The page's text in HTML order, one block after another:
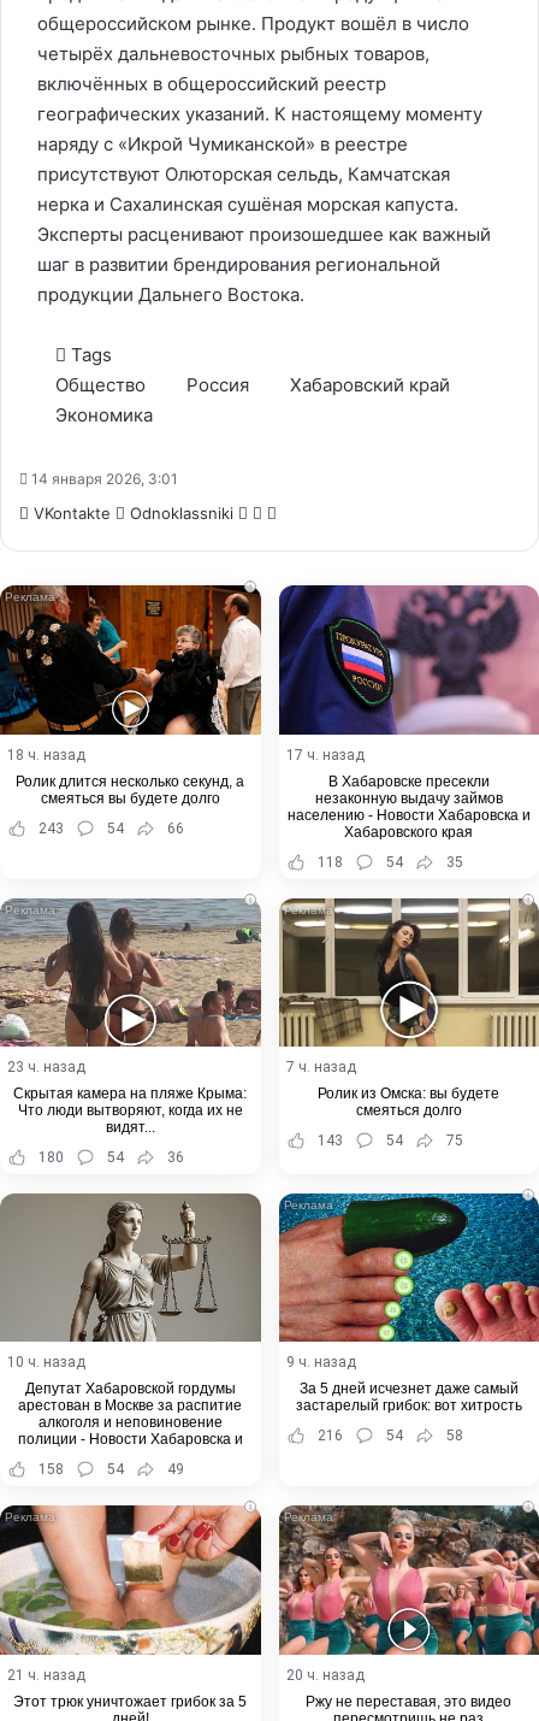
общероссийском рынке. Продукт вошёл в число
четырёх дальневосточных рыбных товаров,
включённых в общероссийский реестр
географических указаний. К настоящему моменту
наряду с «Икрой Чумиканской» в реестре
присутствуют Олюторская сельдь, Камчатская
нерка и Сахалинская сушёная морская капуста.
Эксперты расценивают произошедшее как важный
шаг в развитии брендирования региональной
продукции Дальнего Востока.
Tags
Общество
Россия
Хабаровский край
Экономика
14 января 2026, 3:01
VKontakte Odnoklassniki WhatsApp
Telegram
i
18 ч. назад
Ролик длится несколько секунд, а
смеяться вы будете долго
243
54 66
17 ч. назад
В Хабаровске пресекли
незаконную выдачу займов
населению - Новости Хабаровска и
Хабаровского края
118
54 35
i
23 ч. назад
Скрытая камера на пляже Крыма:
Что люди вытворяют, когда их не
видят...
180
54 36
i
7 ч. назад
Ролик из Омска: вы будете
смеяться долго
143
54 75
10 ч. назад
Депутат Хабаровской гордумы
арестован в Москве за распитие
алкоголя и неповиновение
полиции - Новости Хабаровска и
158 54 49
i
9 ч. назад
За 5 дней исчезнет даже самый
застарелый грибок: вот хитрость
216
54 58
i
21 ч. назад
Этот трюк уничтожает грибок за 5
i
20 ч. назад
Ржу не переставая, это видео